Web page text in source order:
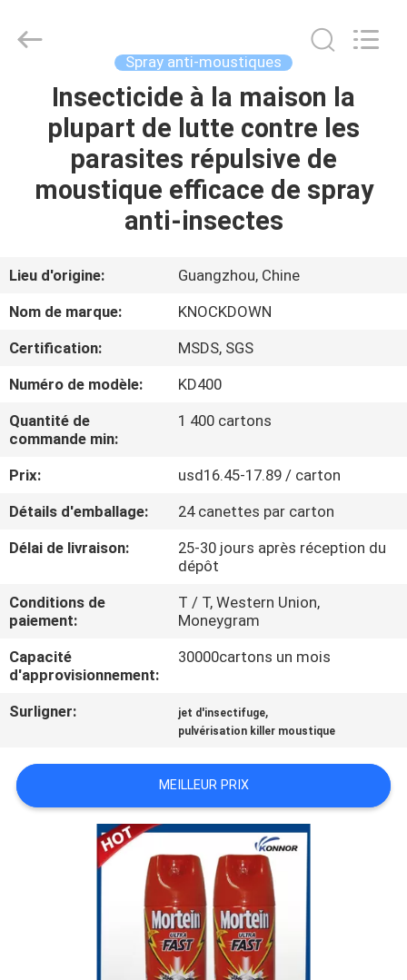
MAISON
PRODUITS
DE
NOUS
VISITE
D'USINE
CONTRÔLE
DE
QUALITÉ
NOUS
DEMANDEZ
UNE
CITATION
COMPANY
NEWS
Ltd..
Spray anti-moustiques
Insecticide à la maison la
plupart de lutte contre les
parasites répulsive de
moustique efficace de spray
anti-insectes
Lieu d'origine:
Guangzhou, Chine
Nom de marque:
KNOCKDOWN
Certification:
MSDS, SGS
Numéro de modèle:
KD400
Quantité de
commande min:
1 400 cartons
Prix:
usd16.45-17.89 / carton
Détails d'emballage:
24 canettes par carton
Délai de livraison:
25-30 jours après réception du
dépôt
Conditions de
paiement:
T / T, Western Union,
Moneygram
Capacité
d'approvisionnement:
30000cartons un mois
Surligner: jet d'insectifuge,
pulvérisation killer moustique
MEILLEUR PRIX